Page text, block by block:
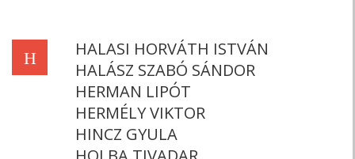
H
HALASI HORVÁTH ISTVÁN
HALÁSZ SZABÓ SÁNDOR
HERMAN LIPÓT
HERMÉLY VIKTOR
HINCZ GYULA